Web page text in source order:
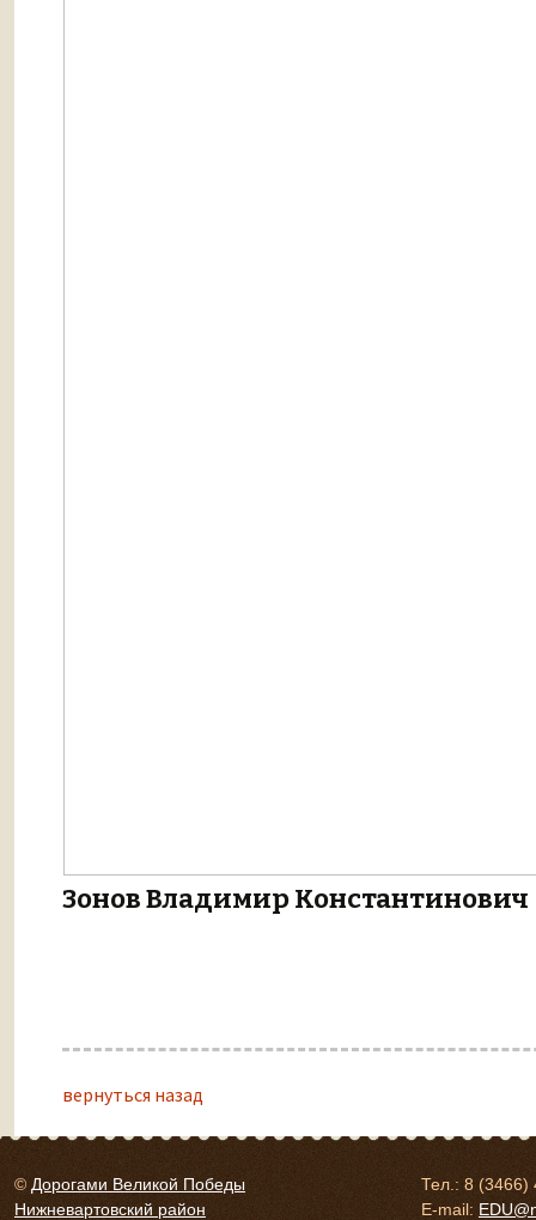
Зонов Владимир Константинович
вернуться назад
© Дорогами Великой Победы
Нижневартовский район
Тел.: 8 (3466)
E-mail: